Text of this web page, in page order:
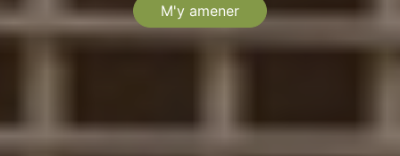
M'y amener